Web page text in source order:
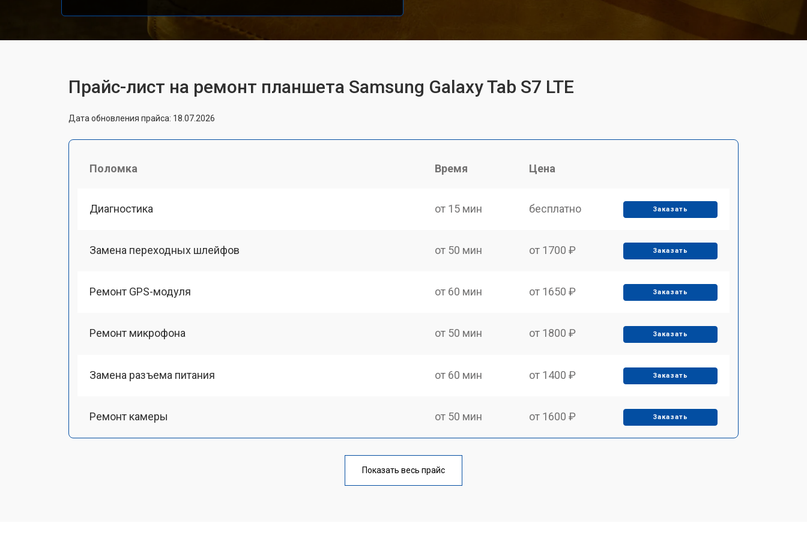
Прайс-лист на ремонт планшета Samsung Galaxy Tab S7 LTE
Дата обновления прайса: 18.07.2026
Поломка Время Цена
Диагностика от 15 мин бесплатно Заказать
Замена переходных шлейфов от 50 мин от 1700 ₽ Заказать
Ремонт GPS-модуля от 60 мин от 1650 ₽ Заказать
Ремонт микрофона от 50 мин от 1800 ₽ Заказать
Замена разъема питания от 60 мин от 1400 ₽ Заказать
Ремонт камеры от 50 мин от 1600 ₽ Заказать
от 70 мин
Показать весь прайс